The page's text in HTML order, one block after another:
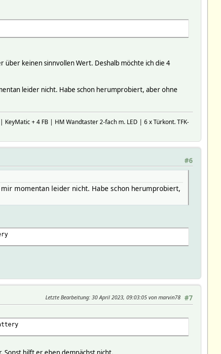
über keinen sinnvollen Wert. Deshalb möchte ich die 4
leider nicht. Habe schon herumprobiert, aber ohne
+ 4 FB | HM Wandtaster 2-fach m. LED | 6 x Türkont. TFK-
#6
momentan leider nicht. Habe schon herumprobiert,
#7
Letzte Bearbeitung: 30 April 2023, 09:03:05 von marvin78